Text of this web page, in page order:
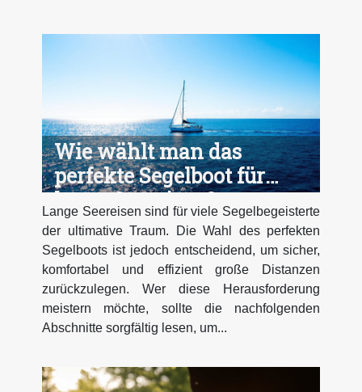
Wie wählt man das
perfekte Segelboot für
lange Seereisen?
Lange Seereisen sind für viele Segelbegeisterte
der ultimative Traum. Die Wahl des perfekten
Segelboots ist jedoch entscheidend, um sicher,
komfortabel und effizient große Distanzen
zurückzulegen. Wer diese Herausforderung
meistern möchte, sollte die nachfolgenden
Abschnitte sorgfältig lesen, um...